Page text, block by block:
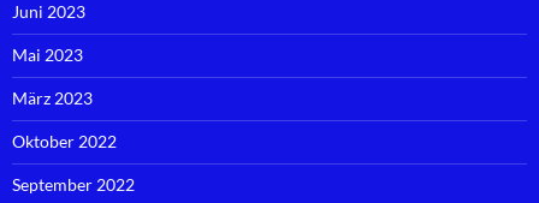
Juni 2023
Mai 2023
März 2023
Oktober 2022
September 2022